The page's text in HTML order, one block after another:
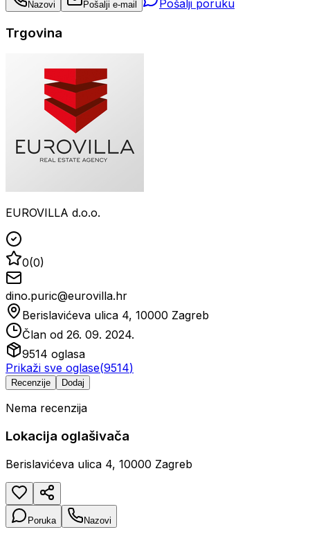
Nazovi Pošalji e-mail Pošalji poruku
Trgovina
EUROVILLA d.o.o.
0(0)
dino.puric@eurovilla.hr
Berislavićeva ulica 4, 10000 Zagreb
Član od 26. 09. 2024.
9514 oglasa
Prikaži sve oglase(9514)
Recenzije Dodaj
Nema recenzija
Lokacija oglašivača
Berislavićeva ulica 4, 10000 Zagreb
Poruka Nazovi